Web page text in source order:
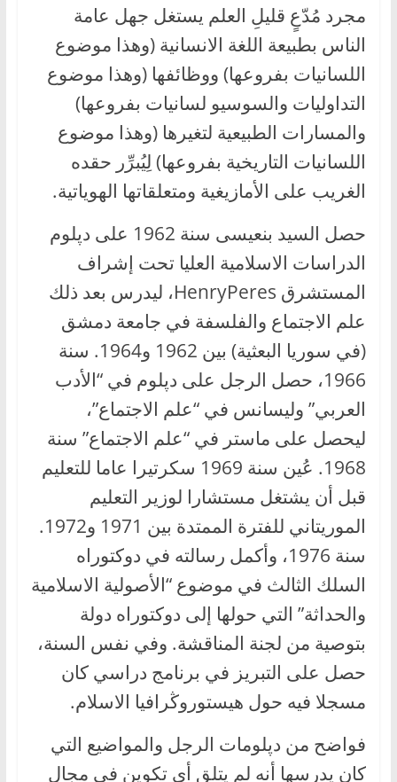
مجرد مُدّعٍ قليلِ العلم يستغل جهل عامة
الناس بطبيعة اللغة الانسانية (وهذا موضوع
اللسانيات بفروعها) ووظائفها (وهذا موضوع
التداوليات والسوسيو لسانيات بفروعها)
والمسارات الطبيعية لتغيرها (وهذا موضوع
اللسانيات التاريخية بفروعها) لِيُبرِّر حقده
الغريب على الأمازيغية ومتعلقاتها الهوياتية.
حصل السيد بنعيسى سنة 1962 على دپلوم
الدراسات الاسلامية العليا تحت إشراف
المستشرق HenryPeres، ليدرس بعد ذلك
علم الاجتماع والفلسفة في جامعة دمشق
(في سوريا البعثية) بين 1962 و1964. سنة
1966، حصل الرجل على دپلوم في “الأدب
العربي” وليسانس في “علم الاجتماع”،
ليحصل على ماستر في “علم الاجتماع” سنة
1968. عُين سنة 1969 سكرتيرا عاما للتعليم
قبل أن يشتغل مستشارا لوزير التعليم
الموريتاني للفترة الممتدة بين 1971 و1972.
سنة 1976، وأكمل رسالته في دوكتوراه
السلك الثالث في موضوع “الأصولية الاسلامية
والحداثة” التي حولها إلى دوكتوراه دولة
بتوصية من لجنة المناقشة. وفي نفس السنة،
حصل على التبريز في برنامج دراسي كان
مسجلا فيه حول هيستوروڭرافيا الاسلام.
فواضح من دپلومات الرجل والمواضيع التي
كان يدرسها أنه لم يتلق أي تكوين في مجال